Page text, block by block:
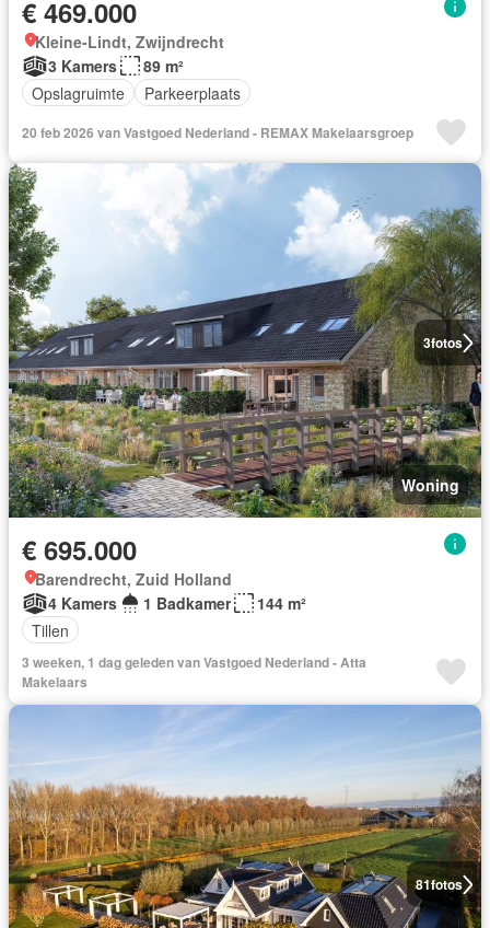
€ 469.000
Kleine-Lindt, Zwijndrecht
3 Kamers
89 m²
Opslagruimte
Parkeerplaats
20 feb 2026 van Vastgoed Nederland - REMAX Makelaarsgroep
3fotos
Woning
€ 695.000
Barendrecht, Zuid Holland
4 Kamers
1 Badkamer
144 m²
Tillen
3 weeken, 1 dag geleden van Vastgoed Nederland - Atta
Makelaars
81fotos